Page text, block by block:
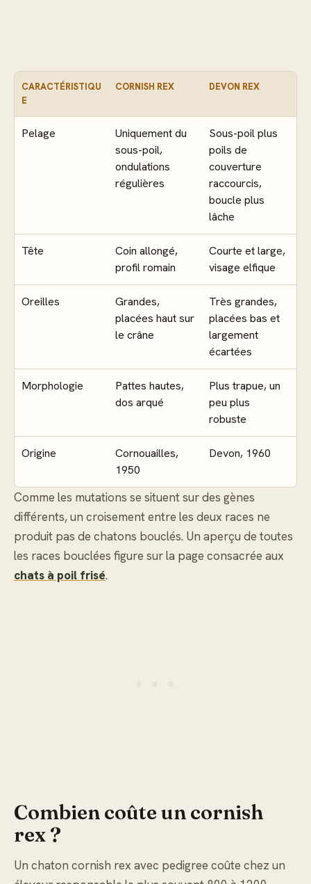
CARACTÉRISTIQU
E
CORNISH REX DEVON REX
Pelage
Uniquement du
sous-poil,
ondulations
régulières
Sous-poil plus
poils de
couverture
raccourcis,
boucle plus
lâche
Tête
Coin allongé,
profil romain
Courte et large,
visage elfique
Oreilles
Grandes,
placées haut sur
le crâne
Très grandes,
placées bas et
largement
écartées
Morphologie
Pattes hautes,
dos arqué
Plus trapue, un
peu plus
robuste
Origine
Cornouailles,
1950
Devon, 1960
Comme les mutations se situent sur des gènes
différents, un croisement entre les deux races ne
produit pas de chatons bouclés. Un aperçu de toutes
les races bouclées figure sur la page consacrée aux
chats à poil frisé.
Combien coûte un cornish
rex ?
Un chaton cornish rex avec pedigree coûte chez un